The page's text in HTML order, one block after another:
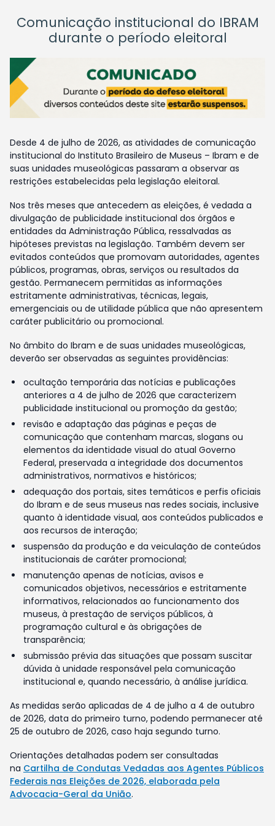
Comunicação institucional do IBRAM
durante o período eleitoral
Desde 4 de julho de 2026, as atividades de comunicação
institucional do Instituto Brasileiro de Museus – Ibram e de
suas unidades museológicas passaram a observar as
restrições estabelecidas pela legislação eleitoral.
Nos três meses que antecedem as eleições, é vedada a
divulgação de publicidade institucional dos órgãos e
entidades da Administração Pública, ressalvadas as
hipóteses previstas na legislação. Também devem ser
evitados conteúdos que promovam autoridades, agentes
públicos, programas, obras, serviços ou resultados da
gestão. Permanecem permitidas as informações
estritamente administrativas, técnicas, legais,
emergenciais ou de utilidade pública que não apresentem
caráter publicitário ou promocional.
No âmbito do Ibram e de suas unidades museológicas,
deverão ser observadas as seguintes providências:
ocultação temporária das notícias e publicações
anteriores a 4 de julho de 2026 que caracterizem
publicidade institucional ou promoção da gestão;
revisão e adaptação das páginas e peças de
comunicação que contenham marcas, slogans ou
elementos da identidade visual do atual Governo
Federal, preservada a integridade dos documentos
administrativos, normativos e históricos;
adequação dos portais, sites temáticos e perfis oficiais
do Ibram e de seus museus nas redes sociais, inclusive
quanto à identidade visual, aos conteúdos publicados e
aos recursos de interação;
suspensão da produção e da veiculação de conteúdos
institucionais de caráter promocional;
manutenção apenas de notícias, avisos e
comunicados objetivos, necessários e estritamente
informativos, relacionados ao funcionamento dos
museus, à prestação de serviços públicos, à
programação cultural e às obrigações de
transparência;
submissão prévia das situações que possam suscitar
dúvida à unidade responsável pela comunicação
institucional e, quando necessário, à análise jurídica.
As medidas serão aplicadas de 4 de julho a 4 de outubro
de 2026, data do primeiro turno, podendo permanecer até
25 de outubro de 2026, caso haja segundo turno.
Orientações detalhadas podem ser consultadas
na Cartilha de Condutas Vedadas aos Agentes Públicos
Federais nas Eleições de 2026, elaborada pela
Advocacia-Geral da União.